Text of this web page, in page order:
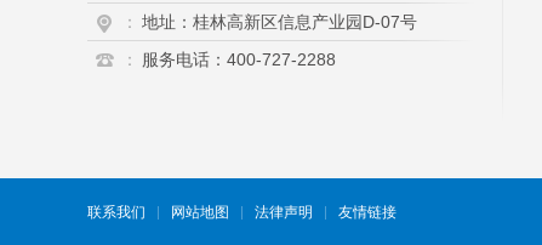
： 地址：桂林高新区信息产业园D-07号
：
服务电话：400-727-2288
联系我们 网站地图 法律声明 友情链接